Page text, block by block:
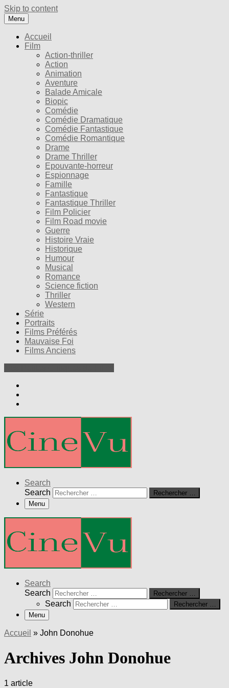
Skip to content
Menu
Accueil
Film
Action-thriller
Action
Animation
Aventure
Balade Amicale
Biopic
Comédie
Comédie Dramatique
Comédie Fantastique
Comédie Romantique
Drame
Drame Thriller
Epouvante-horreur
Espionnage
Famille
Fantastique
Fantastique Thriller
Film Policier
Film Road movie
Guerre
Histoire Vraie
Historique
Humour
Musical
Romance
Science fiction
Thriller
Western
Série
Portraits
Films Préférés
Mauvaise Foi
Films Anciens
Search
Search
Rechercher …
Menu
Search
Search
Rechercher …
Search
Rechercher …
Menu
Accueil » John Donohue
Archives John Donohue
1 article